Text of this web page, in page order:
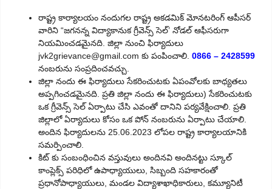
రాష్ట్ర కార్యాలయం నందుగల రాష్ట్ర అకడమిక్ మోనటరింగ్ ఆపీసర్
వారిని “జగనన్న విద్యాకానుక గ్రీవెన్స్ సెల్’ నోడల్ ఆఫీసరుగా
నియమించడమైనది. జిల్లా నుంచి ఫిర్యాదులు
jvk2grievance@gmail.com కు పంపించాలి. 0866 – 2428599
నంబరును సంప్రదించవచ్చు.
జిల్లా నందు ఈ ఫిర్యాదులు సేకరించుటకు ఏపంవోలకు బాధ్యతలు
అప్పగించడమైనది. ప్రతి జిల్లా నందు ఈ ఫిర్యాదులు) సేకరించుటకు
ఒక గ్రీవెన్స్ సెల్ ఏర్పాటు చేసి ఎవంతో దానిని పర్యవేక్షించాలి. ప్రతి
జిల్లాలో ఏర్యాదులు కోసం ఒక పోన్ నంబరును ఏర్పాటు చేయాలి.
అందిన ఫిర్యాదులను 25.06.2023 లోపల రాష్ట్ర కార్యాలయానికి
సమర్పించాలి.
కిట్ కు సంబంధించిన వస్తువులు అందినవి అందినట్టు స్కూల్
కాంప్లెక్స్ పరిధిలో ఉపాధ్యాయులు, సిబ్బంది సహకారంతో
ప్రధానోపాధ్యాయులు, మండల విద్యాశాఖాధికారులు, కమ్యూనిటీ